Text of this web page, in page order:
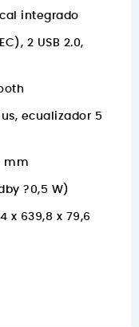
integrado
2 USB 2.0,
ecualizador 5
mm
?0,5 W)
x 639,8 x 79,6